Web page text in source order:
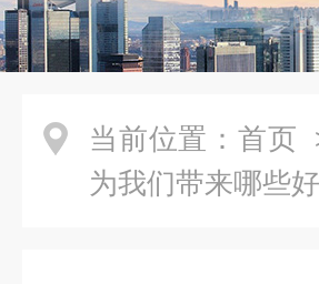
当前位置： 首页
为我们带来哪些